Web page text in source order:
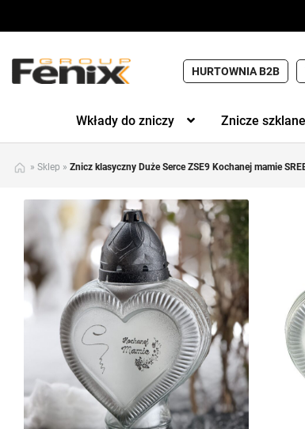
HURTOWNIA B2B
Wkłady do zniczy Znicze szklane
» Sklep » Znicz klasyczny Duże Serce ZSE9 Kochanej mamie